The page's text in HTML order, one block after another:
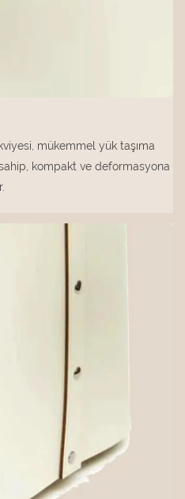
mükemmel yük taşıma
kompakt ve deformasyona